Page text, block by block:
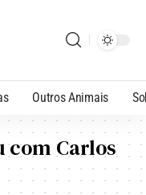
Outros Animais
com Carlos